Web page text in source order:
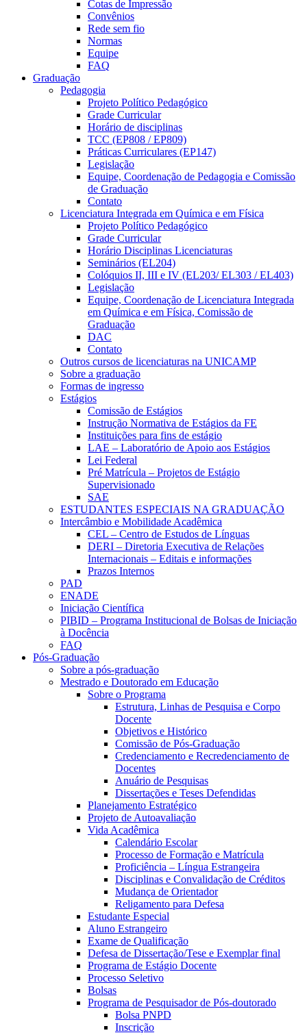
Cotas de Impressão
Convênios
Rede sem fio
Normas
Equipe
FAQ
Graduação
Pedagogia
Projeto Político Pedagógico
Grade Curricular
Horário de disciplinas
TCC (EP808 / EP809)
Práticas Curriculares (EP147)
Legislação
Equipe, Coordenação de Pedagogia e Comissão
de Graduação
Contato
Licenciatura Integrada em Química e em Física
Projeto Político Pedagógico
Grade Curricular
Horário Disciplinas Licenciaturas
Seminários (EL204)
Colóquios II, III e IV (EL203/ EL303 / EL403)
Legislação
Equipe, Coordenação de Licenciatura Integrada
em Química e em Física, Comissão de
Graduação
DAC
Contato
Outros cursos de licenciaturas na UNICAMP
Sobre a graduação
Formas de ingresso
Estágios
Comissão de Estágios
Instrução Normativa de Estágios da FE
Instituições para fins de estágio
LAE – Laboratório de Apoio aos Estágios
Lei Federal
Pré Matrícula – Projetos de Estágio
Supervisionado
SAE
ESTUDANTES ESPECIAIS NA GRADUAÇÃO
Intercâmbio e Mobilidade Acadêmica
CEL – Centro de Estudos de Línguas
DERI – Diretoria Executiva de Relações
Internacionais – Editais e informações
Prazos Internos
PAD
ENADE
Iniciação Científica
PIBID – Programa Institucional de Bolsas de Iniciação
à Docência
FAQ
Pós-Graduação
Sobre a pós-graduação
Mestrado e Doutorado em Educação
Sobre o Programa
Estrutura, Linhas de Pesquisa e Corpo
Docente
Objetivos e Histórico
Comissão de Pós-Graduação
Credenciamento e Recredenciamento de
Docentes
Anuário de Pesquisas
Dissertações e Teses Defendidas
Planejamento Estratégico
Projeto de Autoavaliação
Vida Acadêmica
Calendário Escolar
Processo de Formação e Matrícula
Proficiência – Língua Estrangeira
Disciplinas e Convalidação de Créditos
Mudança de Orientador
Religamento para Defesa
Estudante Especial
Aluno Estrangeiro
Exame de Qualificação
Defesa de Dissertação/Tese e Exemplar final
Programa de Estágio Docente
Processo Seletivo
Bolsas
Programa de Pesquisador de Pós-doutorado
Bolsa PNPD
Inscrição